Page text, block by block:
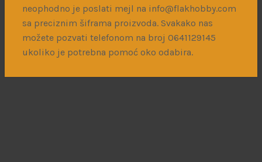
neophodno je poslati mejl na info@flakhobby.com
sa preciznim šiframa proizvoda. Svakako nas
možete pozvati telefonom na broj 0641129145
ukoliko je potrebna pomoć oko odabira.